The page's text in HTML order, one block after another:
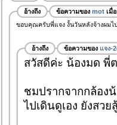
อ้างถึง ข้อความของ motเมื่อ
ขอบคุณครับพี่แจง งั้นวันหลังจ้างผมไ
อ้างถึง ข้อความของ แจง-
สวัสดีค่ะ น้องมด พี่
ชมปรากจากกล้อง
ไปเดินดูเอง ยังสว